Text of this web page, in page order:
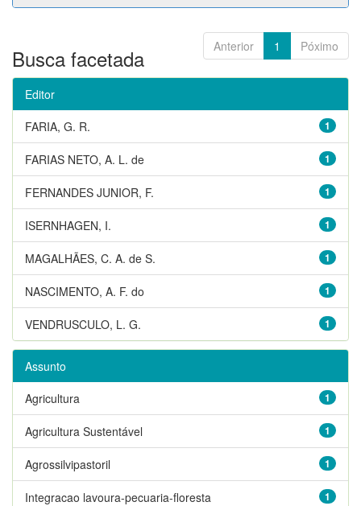
Anterior 1 Póximo
Busca facetada
Editor
1
FARIA, G. R.
1
FARIAS NETO, A. L. de
1
FERNANDES JUNIOR, F.
1
ISERNHAGEN, I.
1
MAGALHÃES, C. A. de S.
1
NASCIMENTO, A. F. do
1
VENDRUSCULO, L. G.
Assunto
1
Agricultura
1
Agricultura Sustentável
1
Agrossilvipastoril
1
Integracao lavoura-pecuaria-floresta